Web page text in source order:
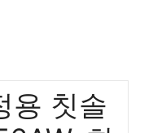
용 칫솔